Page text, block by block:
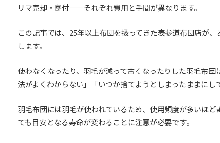
リマ売却・寄付——それぞれ費用と手間が異なります。
この記事では、25年以上布団を扱ってきた表参道布団店が
します。
使わなくなったり、羽毛が減って古くなったりした羽毛布
法がよくわからない」「いつか捨てようとしまったままに
羽毛布団には羽毛が使われているため、使用頻度が多いほ
ても目安となる寿命が変わることに注意が必要です。